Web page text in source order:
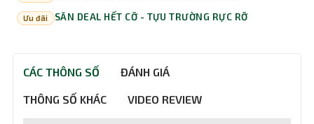
Ưu đãi SĂN DEAL HẾT CỠ - TỰU TRƯỜNG RỰC RỠ
CÁC THÔNG SỐ ĐÁNH GIÁ
THÔNG SỐ KHÁC VIDEO REVIEW